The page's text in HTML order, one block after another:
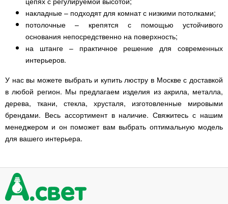
накладные – подходят для комнат с низкими потолками;
потолочные – крепятся с помощью устойчивого
основания непосредственно на поверхность;
на штанге – практичное решение для современных
интерьеров.
У нас вы можете выбрать и купить люстру в Москве с доставкой
в любой регион. Мы предлагаем изделия из акрила, металла,
дерева, ткани, стекла, хрусталя, изготовленные мировыми
брендами. Весь ассортимент в наличие. Свяжитесь с нашим
менеджером и он поможет вам выбрать оптимальную модель
для вашего интерьера.